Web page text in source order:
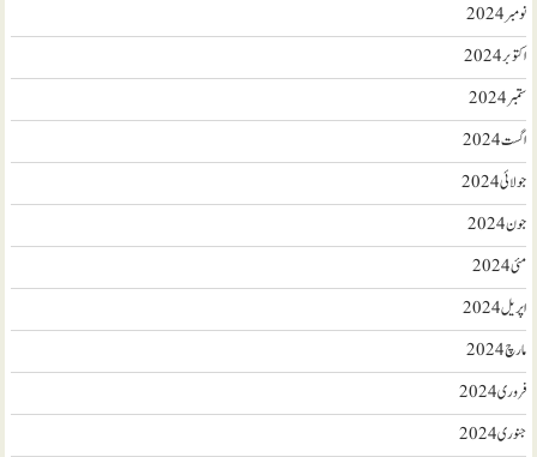
نومبر 2024
اکتوبر 2024
ستمبر 2024
اگست 2024
جولائی 2024
جون 2024
مئی 2024
اپریل 2024
مارچ 2024
فروری 2024
جنوری 2024